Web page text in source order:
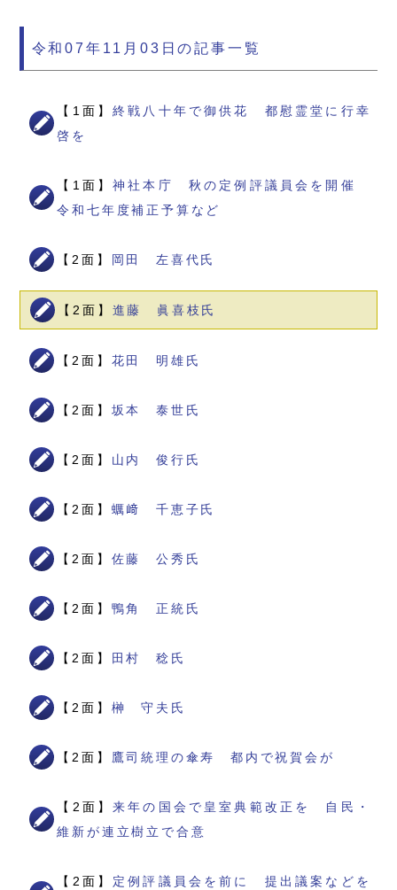
令和07年11月03日の記事一覧
【1面】終戦八十年で御供花 都慰霊堂に行幸
啓を
【1面】神社本庁 秋の定例評議員会を開催
令和七年度補正予算など
【2面】 岡田 左喜代氏
【2面】 進藤 眞喜枝氏
【2面】 花田 明雄氏
【2面】 坂本 泰世氏
【2面】 山内 俊行氏
【2面】 蠣﨑 千恵子氏
【2面】 佐藤 公秀氏
【2面】 鴨角 正統氏
【2面】 田村 稔氏
【2面】 榊 守夫氏
【2面】 鷹司統理の傘寿 都内で祝賀会が
【2面】来年の国会で皇室典範改正を 自民・
維新が連立樹立で合意
【2面】 定例評議員会を前に 提出議案などを